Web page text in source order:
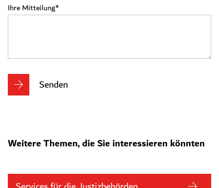
Ihre Mitteilung
Senden
Weitere Themen, die Sie interessieren könnten